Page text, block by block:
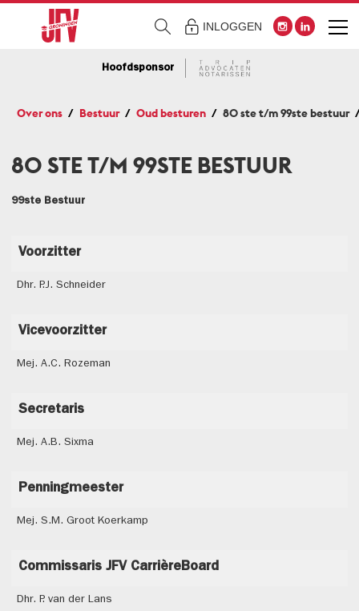
INLOGGEN
Hoofdsponsor
Over ons Bestuur Oud besturen 80 ste t/m 99ste bestuur
80 STE T/M 99STE BESTUUR
99ste Bestuur
Voorzitter
Dhr. P.J. Schneider
Vicevoorzitter
Mej. A.C. Rozeman
Secretaris
Mej. A.B. Sixma
Penningmeester
Mej. S.M. Groot Koerkamp
Commissaris JFV CarrièreBoard
Dhr. P. van der Lans